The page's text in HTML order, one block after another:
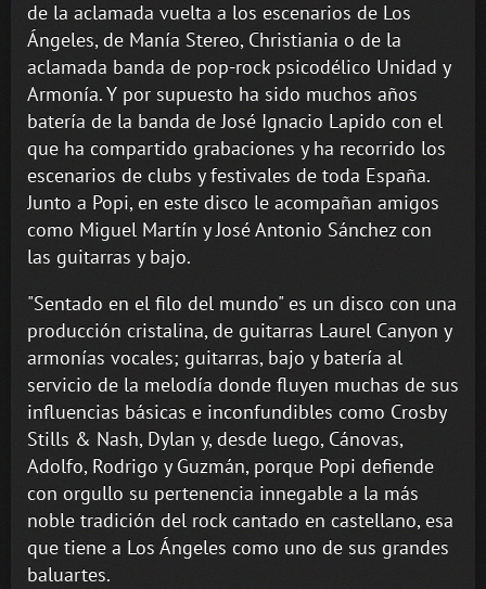
de la aclamada vuelta a los escenarios de Los
Ángeles, de Manía Stereo, Christiania o de la
aclamada banda de pop-rock psicodélico Unidad y
Armonía. Y por supuesto ha sido muchos años
batería de la banda de José Ignacio Lapido con el
que ha compartido grabaciones y ha recorrido los
escenarios de clubs y festivales de toda España.
Junto a Popi, en este disco le acompañan amigos
como Miguel Martín y José Antonio Sánchez con
las guitarras y bajo.
"Sentado en el filo del mundo" es un disco con una
producción cristalina, de guitarras Laurel Canyon y
armonías vocales; guitarras, bajo y batería al
servicio de la melodía donde fluyen muchas de sus
influencias básicas e inconfundibles como Crosby
Stills & Nash, Dylan y, desde luego, Cánovas,
Adolfo, Rodrigo y Guzmán, porque Popi defiende
con orgullo su pertenencia innegable a la más
noble tradición del rock cantado en castellano, esa
que tiene a Los Ángeles como uno de sus grandes
baluartes.